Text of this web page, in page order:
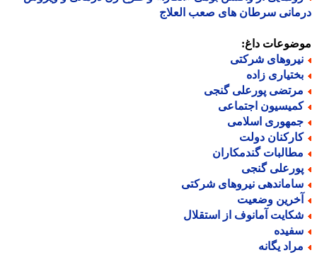
سرطان های صعب العلاج
داغ:
شرکتی
زاده
پورعلی گنجی
اجتماعی
اسلامی
دولت
گندمکاران
گنجی
نیروهای شرکتی
وضعیت
آمانوف از استقلال
یگانه